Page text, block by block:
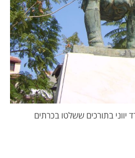
יווני בתורכים ששלטו בכרתים